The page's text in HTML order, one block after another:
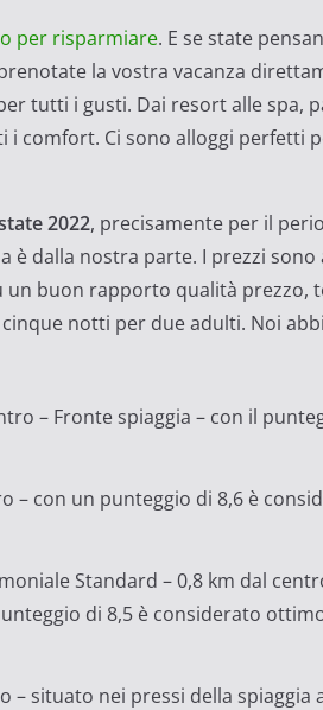
per risparmiare. E se state
la vostra vacanza
tutti i gusti. Dai resort alle spa,
comfort. Ci sono alloggi perfetti
2022, precisamente per il
è dalla nostra parte. I prezzi
buon rapporto qualità prezzo,
notti per due adulti. Noi
– Fronte spiaggia – con il
– con un punteggio di 8,6 è
Standard – 0,8 km dal
di 8,5 è considerato
– situato nei pressi della spiaggia